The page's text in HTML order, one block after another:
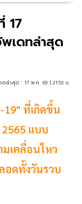
17
เดทล่าสุด
ตล่าสุด : 17 พ.ค. 65 | 21:53 น.
19" ที่เกิดขึ้น
แบบ
เคลื่อนไหว
อดทั้งวันรวบ